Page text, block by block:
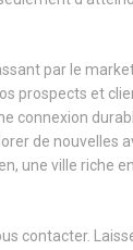
par le
prospects et
connexion
de nouvelles
une ville riche
contacter.